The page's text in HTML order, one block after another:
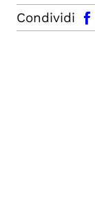
Condividi
facebook